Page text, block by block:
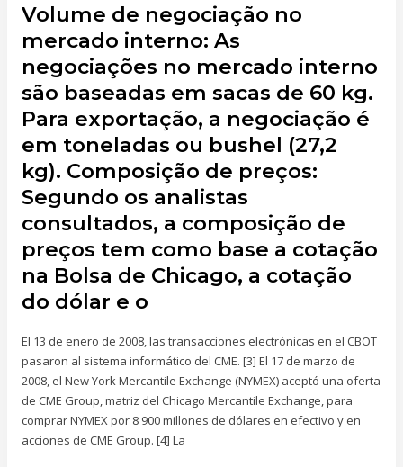
Volume de negociação no
mercado interno: As
negociações no mercado interno
são baseadas em sacas de 60 kg.
Para exportação, a negociação é
em toneladas ou bushel (27,2
kg). Composição de preços:
Segundo os analistas
consultados, a composição de
preços tem como base a cotação
na Bolsa de Chicago, a cotação
do dólar e o
El 13 de enero de 2008, las transacciones electrónicas en el CBOT
pasaron al sistema informático del CME. [3] El 17 de marzo de
2008, el New York Mercantile Exchange (NYMEX) aceptó una oferta
de CME Group, matriz del Chicago Mercantile Exchange, para
comprar NYMEX por 8 900 millones de dólares en efectivo y en
acciones de CME Group. [4] La